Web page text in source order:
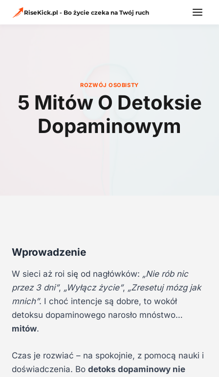
RiseKick.pl - Bo życie czeka na Twój ruch
ROZWÓJ OSOBISTY
5 Mitów O Detoksie
Dopaminowym
Wprowadzenie
W sieci aż roi się od nagłówków: „Nie rób nic
przez 3 dni”, „Wyłącz życie”, „Zresetuj mózg jak
mnich”. I choć intencje są dobre, to wokół
detoksu dopaminowego narosło mnóstwo…
mitów.
Czas je rozwiać – na spokojnie, z pomocą nauki i
doświadczenia. Bo detoks dopaminowy nie